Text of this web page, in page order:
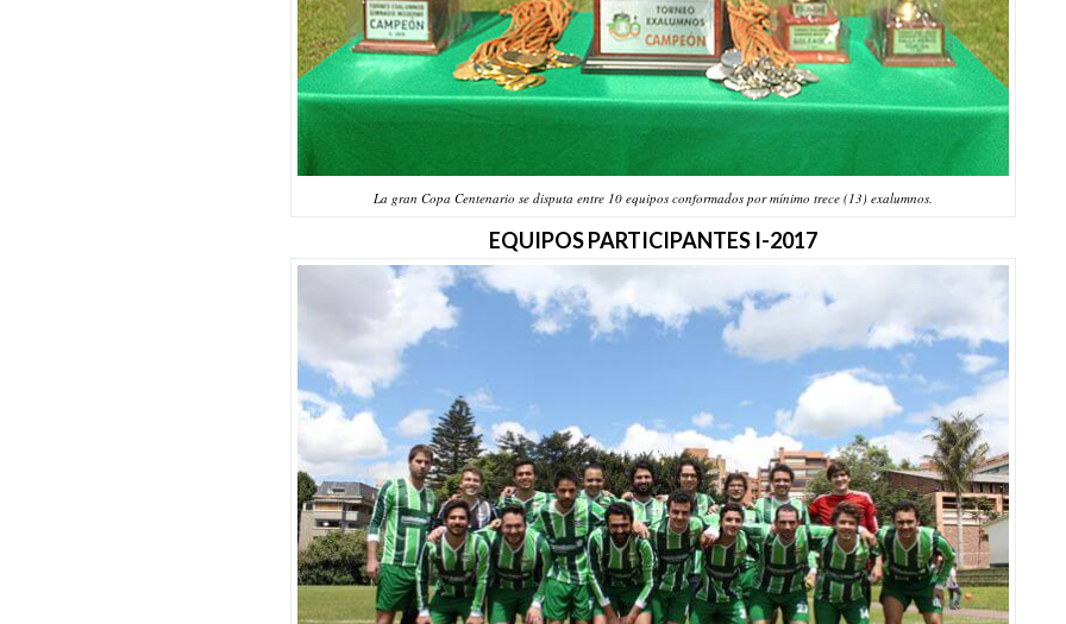
La gran Copa Centenario se disputa entre 10 equipos conformados por mínimo trece (13) exalumnos.
EQUIPOS PARTICIPANTES I-2017